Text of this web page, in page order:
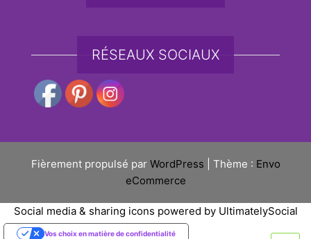
RÉSEAUX SOCIAUX
Fièrement propulsé par WordPress Thème : Envo
eCommerce
Social media & sharing icons powered by UltimatelySocial
Vos choix en matière de confidentialité